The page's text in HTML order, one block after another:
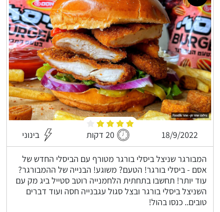
18/9/2022 20 דקות בינוני
המבורגר שניצל ביסלי בורגר מטורף עם הביסלי החדש של
אסם - ביסלי בורגר! הטעם? משוגע! הבנייה של ההמבורגר?
עוד יותר! תחשבו בתחתית הלחמנייה רוטב סטייל ביג מק עם
השניצל ביסלי בורגר ובצל סגול עגבנייה חסה ועוד דברים
טובים.. כנסו בהול!